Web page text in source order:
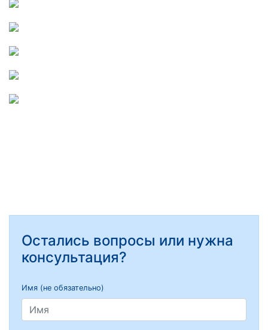
Остались вопросы или нужна
консультация?
Имя (не обязательно)